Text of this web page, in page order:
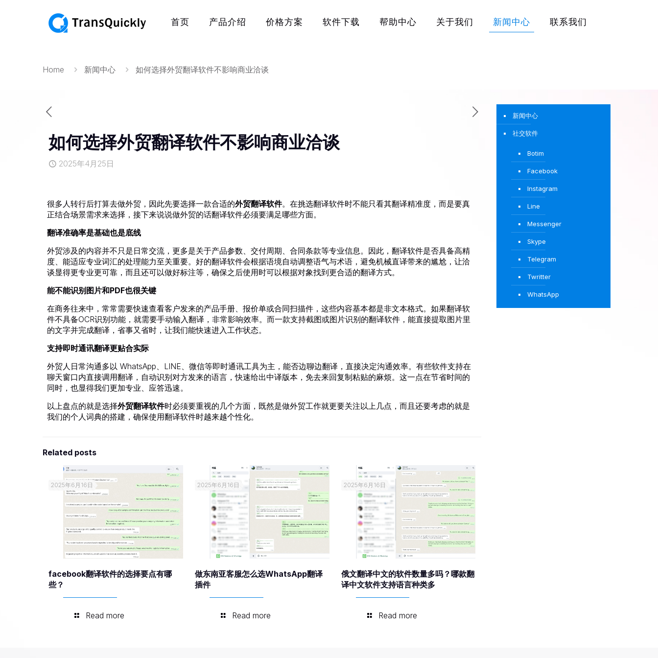
首页 产品介绍 价格方案 软件下载 帮助中心 关于我们 新闻中心 联系我们
Home 新闻中心 如何选择外贸翻译软件不影响商业洽谈
如何选择外贸翻译软件不影响商业洽谈
2025年4月25日
很多人转行后打算去做外贸，因此先要选择一款合适的外贸翻译软件。在挑选翻译软件时不能只看其翻译精准度，而是要真
正结合场景需求来选择，接下来说说做外贸的话翻译软件必须要满足哪些方面。
翻译准确率是基础也是底线
外贸涉及的内容并不只是日常交流，更多是关于产品参数、交付周期、合同条款等专业信息。因此，翻译软件是否具备高精
度、能适应专业词汇的处理能力至关重要。好的翻译软件会根据语境自动调整语气与术语，避免机械直译带来的尴尬，让洽
谈显得更专业更可靠，而且还可以做好标注等，确保之后使用时可以根据对象找到更合适的翻译方式。
能不能识别图片和PDF也很关键
在商务往来中，常常需要快速查看客户发来的产品手册、报价单或合同扫描件，这些内容基本都是非文本格式。如果翻译软
件不具备OCR识别功能，就需要手动输入翻译，非常影响效率。而一款支持截图或图片识别的翻译软件，能直接提取图片里
的文字并完成翻译，省事又省时，让我们能快速进入工作状态。
支持即时通讯翻译更贴合实际
外贸人日常沟通多以 WhatsApp、LINE、微信等即时通讯工具为主，能否边聊边翻译，直接决定沟通效率。有些软件支持在
聊天窗口内直接调用翻译，自动识别对方发来的语言，快速给出中译版本，免去来回复制粘贴的麻烦。这一点在节省时间的
同时，也显得我们更加专业、应答迅速。
以上盘点的就是选择外贸翻译软件时必须要重视的几个方面，既然是做外贸工作就更要关注以上几点，而且还要考虑的就是
我们的个人词典的搭建，确保使用翻译软件时越来越个性化。
Related posts
2025年6月16日
facebook翻译软件的选择要点有哪
些？
Read more
2025年6月16日
做东南亚客服怎么选WhatsApp翻译
插件
Read more
2025年6月16日
俄文翻译中文的软件数量多吗？哪款翻
译中文软件支持语言种类多
Read more
新闻中心
社交软件
Botim
Facebook
Instagram
Line
Messenger
Skype
Telegram
Twritter
WhatsApp